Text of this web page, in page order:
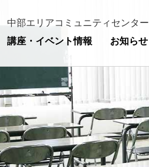
中部エリアコミュニティセンター
講座・イベント情報
お知らせ